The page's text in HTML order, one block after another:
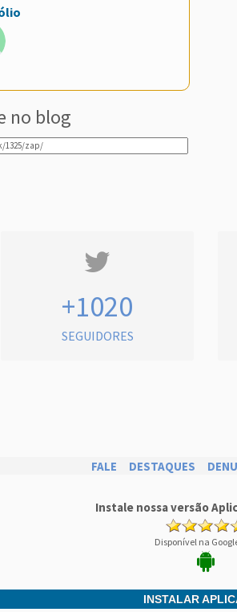
no blog
+1020
SEGUIDORES
FALE DESTAQUES
Instale nossa versão
Disponível na
INSTALAR